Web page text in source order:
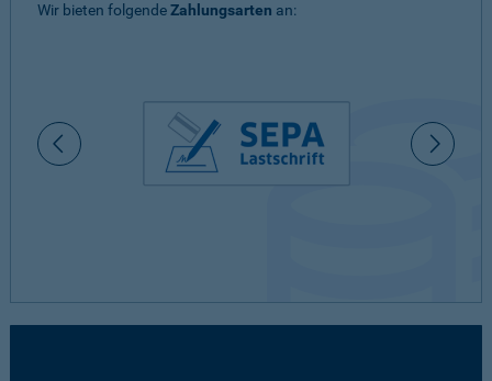
Wir bieten folgendeZahlungsarten an: